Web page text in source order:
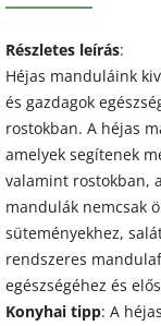
Részletes leírás:
Héjas manduláink
és gazdagok
rostokban. A héjas
amelyek segítenek
valamint rostokban,
mandulák nemcsak
süteményekhez,
rendszeres
egészségéhez és
Konyhai tipp: A